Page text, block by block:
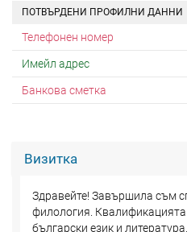
ПОТВЪРДЕНИ ПРОФИЛНИ ДАННИ
Телефонен номер
Имейл адрес
Банкова сметка
Визитка
Здравейте! Завършила съм
филология.
български език и